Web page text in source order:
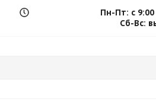
Пн-Пт: с
Сб-Вс: